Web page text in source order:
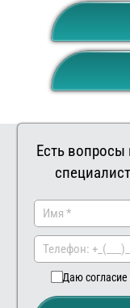
Есть вопросы
Даю согласие